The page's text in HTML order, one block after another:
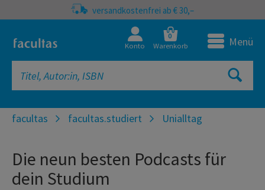
versandkostenfrei ab € 30,–
Konto
0
Warenkorb Menü
facultas facultas.studiert Unialltag
Die neun besten Podcasts für
dein Studium